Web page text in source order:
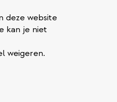
deze website
kan je niet
weigeren.